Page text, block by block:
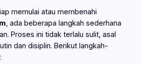
memulai atau membenahi
, ada beberapa langkah sederhana
Proses ini tidak terlalu sulit, asal
dan disiplin. Berikut langkah-